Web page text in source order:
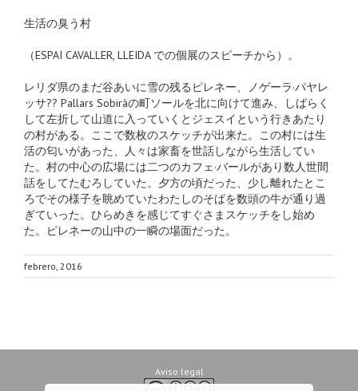
生活の臭う村
（ESPAI CAVALLER, LLEIDA での個展のスピーチから）。
レリダ県のまだ谷あいに雪の残るピレネー、ノゲーラ·パヤレ
ッサ?? Pallars Sobiràの町ソールを北に向けて進み、しばらく
して左折して山道に入っていくとジェスイという行きあたり
の村がある。ここで数枚のスケッチが出来た。この村には生
活の匂いがあった、人々は家畜を世話しながら生活してい
た。村の中心の広場には二つのカフェ·バールがあり数人世間
話をしてたむろしていた。夕方の頃だった、少し離れたとこ
ろでその様子を眺めていたわたしのそばを数頭の牛が通り過
ぎていった。ひらめきを感じてすぐさまスケッチをし始め
た。ピレネーの山中の一瞬の場面だった。
febrero, 2016
Aviso legal